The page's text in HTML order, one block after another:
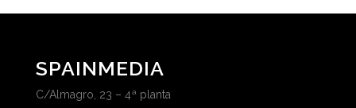
SPAINMEDIA
C/Almagro, 23 – 4ª planta